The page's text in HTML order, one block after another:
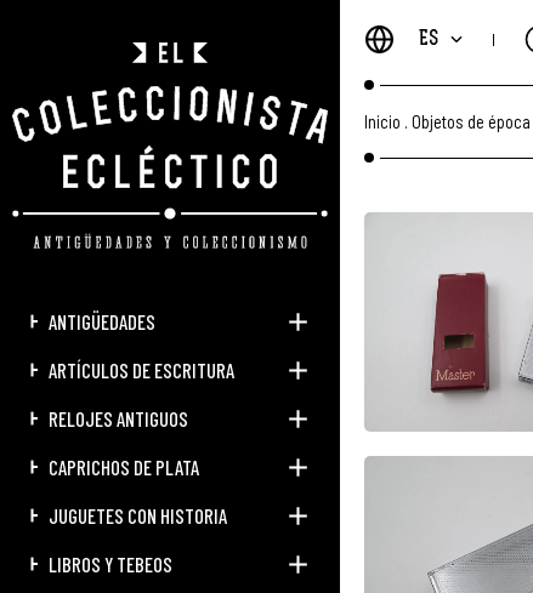
ANTIGÜEDADES
ARTÍCULOS DE ESCRITURA
RELOJES ANTIGUOS
CAPRICHOS DE PLATA
JUGUETES CON HISTORIA
LIBROS Y TEBEOS
ES
Inicio Objetos de época